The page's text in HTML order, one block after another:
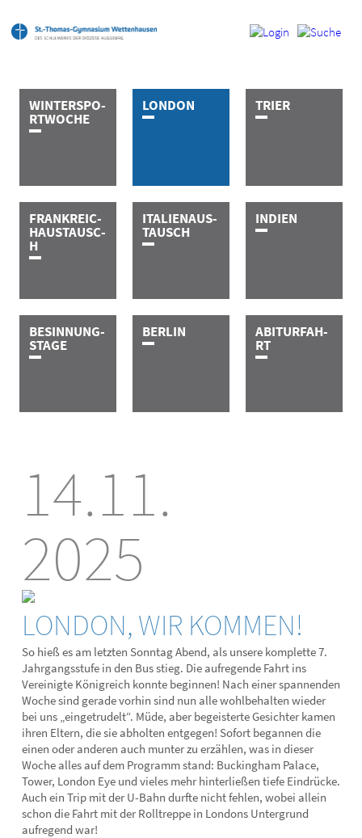
W­I­N­T­E­R­­­­­S­P­O­
R­T­­­­­W­O­C­H­E
L­O­N­D­O­N T­R­I­E­R
F­R­A­N­K­­­R­E­I­C­
H­­­­­A­U­S­T­A­U­S­C­
H
I­T­A­L­I­E­N­­­A­U­S­­­
T­A­U­S­C­H
I­N­D­I­E­N
B­E­S­I­N­­­N­U­N­G­
S­­­­­T­A­G­E
B­E­R­L­I­N A­B­I­T­U­R­­­­­F­A­H­
R­T
14.11.
2025
LONDON, WIR KOMMEN!
So hieß es am letzten Sonntag Abend, als unsere komplette 7.
Jahrgangsstufe in den Bus stieg. Die aufregende Fahrt ins
Vereinigte Königreich konnte beginnen! Nach einer spannenden
Woche sind gerade vorhin sind nun alle wohlbehalten wieder
bei uns „eingetrudelt“. Müde, aber begeisterte Gesichter kamen
ihren Eltern, die sie abholten entgegen! Sofort begannen die
einen oder anderen auch munter zu erzählen, was in dieser
Woche alles auf dem Programm stand: Buckingham Palace,
Tower, London Eye und vieles mehr hinterließen tiefe Eindrücke.
Auch ein Trip mit der U-Bahn durfte nicht fehlen, wobei allein
schon die Fahrt mit der Rolltreppe in Londons Untergrund
aufregend war!